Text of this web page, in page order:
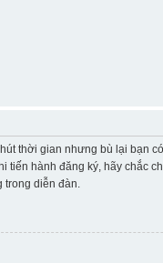
thời gian nhưng bù lại bạn
hành đăng ký, hãy chắc
trong diễn đàn.